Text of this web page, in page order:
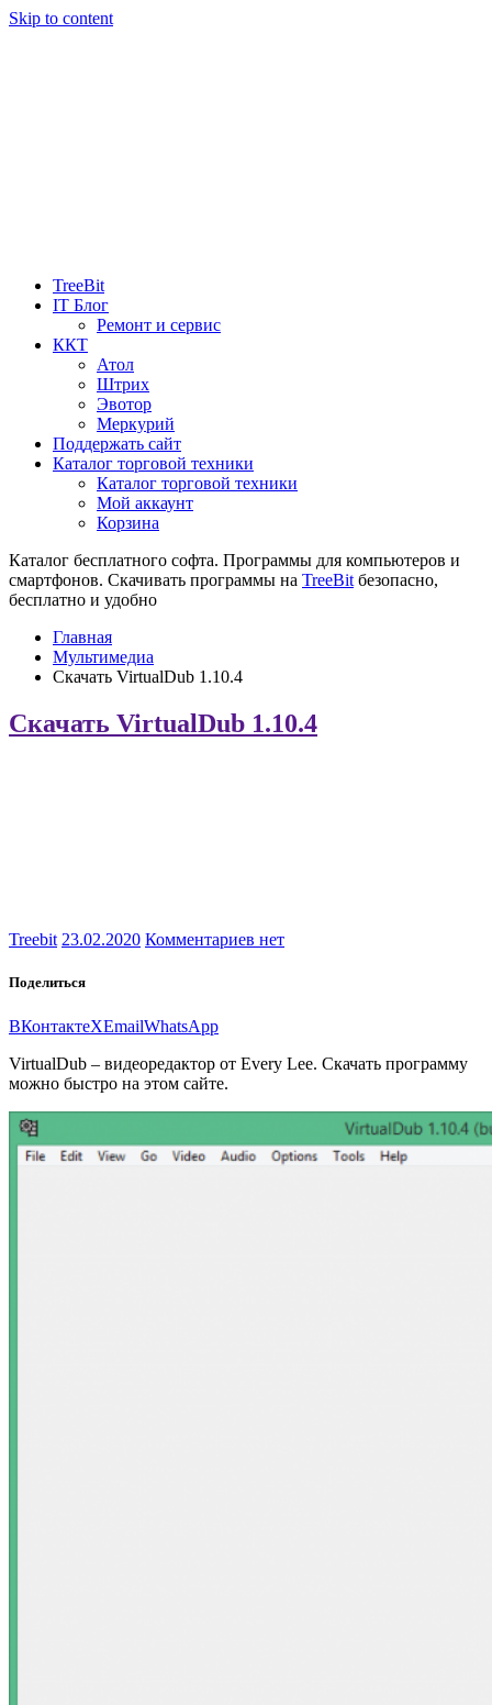
Skip to content
TreeBit
IT Блог
Ремонт и сервис
ККТ
Атол
Штрих
Эвотор
Меркурий
Поддержать сайт
Каталог торговой техники
Каталог торговой техники
Мой аккаунт
Корзина
Каталог бесплатного софта. Программы для компьютеров и
смартфонов. Скачивать программы на TreeBitбезопасно,
бесплатно и удобно
Главная
Мультимедиа
Скачать VirtualDub 1.10.4
Скачать VirtualDub 1.10.4
Treebit 23.02.2020 Комментариев нет
Поделиться
ВКонтактеXEmailWhatsApp
VirtualDub – видеоредактор от Every Lee. Скачать программу
можно быстро на этом сайте.